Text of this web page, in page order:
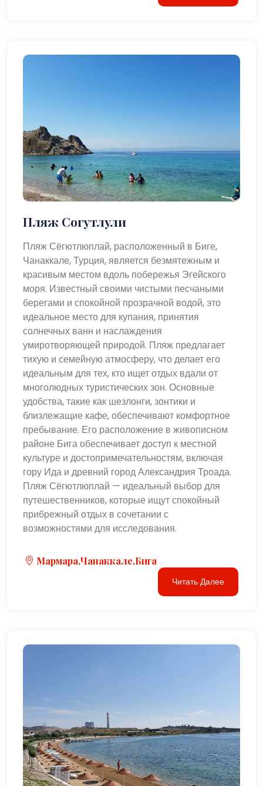
Пляж Согутлули
Пляж Сёгютлюплай, расположенный в Биге,
Чанаккале, Турция, является безмятежным и
красивым местом вдоль побережья Эгейского
моря. Известный своими чистыми песчаными
берегами и спокойной прозрачной водой, это
идеальное место для купания, принятия
солнечных ванн и наслаждения
умиротворяющей природой. Пляж предлагает
тихую и семейную атмосферу, что делает его
идеальным для тех, кто ищет отдых вдали от
многолюдных туристических зон. Основные
удобства, такие как шезлонги, зонтики и
близлежащие кафе, обеспечивают комфортное
пребывание. Его расположение в живописном
районе Бига обеспечивает доступ к местной
культуре и достопримечательностям, включая
гору Ида и древний город Александрия Троада.
Пляж Сёгютлюплай — идеальный выбор для
путешественников, которые ищут спокойный
прибрежный отдых в сочетании с
возможностями для исследования.
Мармара,Чанаккале,Бига
Читать Далее